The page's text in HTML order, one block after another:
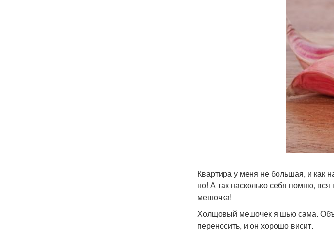
Квартира у меня не большая, и как
но! А так насколько себя помню,
мешочка!
Холщовый мешочек я шью сама.
переносить, и он хорошо висит.